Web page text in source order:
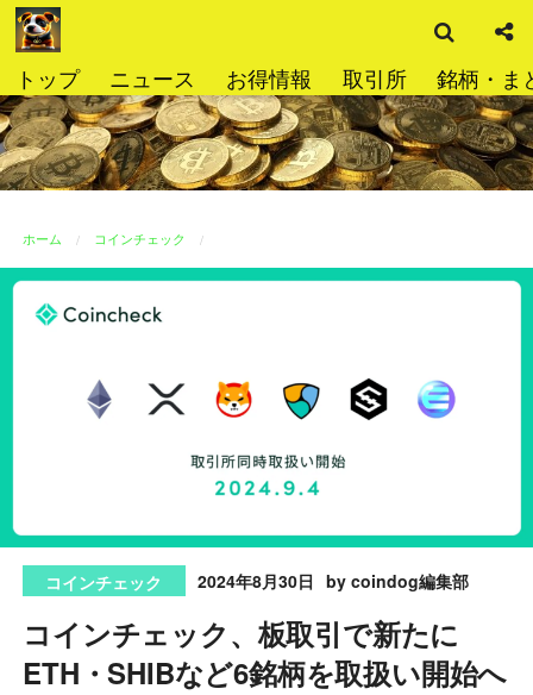
コ
ン
ン
ツ
へ
ス
プ
トップ ニュース お得情報 取引所 銘柄・ま
索
ホーム コインチェック
コインチェック 2024年8月30日 by coindog編集部
コインチェック、板取引で新たに
ETH・SHIBなど6銘柄を取扱い開始へ